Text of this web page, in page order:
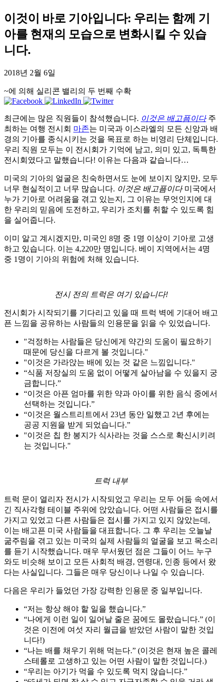
이것이 바로 기아입니다: 우리는 함께 기
아를 현재의 모습으로 변화시킬 수 있습
니다.
2018년 2월 6일
~에 의해 실리콘 밸리의 두 번째 수확
최근에는 많은 직원들이 참석했습니다. 이것은 배고픔이다 주
최하는 여행 전시회 마존는 미국과 이스라엘의 모든 신앙과 배
경의 기아를 종식시키는 것을 목표로 하는 비영리 단체입니다.
우리 직원 모두는 이 전시회가 기억에 남고, 의미 있고, 독특한
전시회였다고 말했습니다! 이유는 다음과 같습니다…
미국의 기아의 얼굴은 친숙하면서도 눈에 보이지 않지만, 모두
너무 현실적이고 너무 많습니다. 이것은 배고픔이다 미국에서
누가 기아로 어려움을 겪고 있는지, 그 이유는 무엇인지에 대
한 우리의 믿음에 도전하고, 우리가 조치를 취할 수 있도록 힘
을 실어줍니다.
이미 알고 계시겠지만, 미국인 8명 중 1명 이상이 기아로 고생
하고 있습니다. 이는 4,220만 명입니다. 베이 지역에서는 4명
중 1명이 기아의 위험에 처해 있습니다.
전시 전의 트럭은 여기 있습니다!
전시회가 시작되기를 기다리고 있을 때 트럭 벽에 기대어 배고
픈 느낌을 공유하는 사람들의 인용문을 읽을 수 있었습니다.
"걱정하는 사람들은 당신에게 약간의 도움이 필요하기
때문에 당신을 다르게 볼 것입니다."
"이것은 가라앉는 배에 있는 것 같은 느낌입니다."
“식품 저장실의 도움 없이 어떻게 살아남을 수 있을지 궁
금합니다.”
“이것은 아픈 엄마를 위한 약과 아이를 위한 음식 중에서
선택하는 것입니다.”
“이것은 월스트리트에서 23년 동안 일했고 2년 후에는
공공 지원을 받게 되었습니다.”
"이것은 칩 한 봉지가 식사라는 것을 스스로 확신시키려
는 것입니다."
트럭 내부
트럭 문이 열리자 전시가 시작되었고 우리는 모두 어둠 속에서
긴 직사각형 테이블 주위에 앉았습니다. 어떤 사람들은 접시를
가지고 있었고 다른 사람들은 접시를 가지고 있지 않았는데,
이는 배고픈 미국 사람들을 대표합니다. 그 후 우리는 오늘날
굶주림을 겪고 있는 미국의 실제 사람들의 얼굴을 보고 목소리
를 듣기 시작했습니다. 매우 무서웠던 점은 그들이 어느 누구
와도 비슷해 보이고 모든 사회적 배경, 연령대, 인종 등에서 왔
다는 사실입니다. 그들은 매우 당신이나 나일 수 있습니다.
다음은 우리가 들었던 가장 강력한 인용문 중 일부입니다.
“저는 항상 해야 할 일을 했습니다.”
“나에게 이런 일이 일어날 줄은 꿈에도 몰랐습니다.” (이
것은 이전에 여섯 자리 월급을 받았던 사람이 말한 것입
니다!)
“나는 배를 채우기 위해 먹는다.” (이것은 현재 높은 콜레
스테롤로 고생하고 있는 어떤 사람이 말한 것입니다.)
“우리는 아기가 먹을 수 있도록 먹지 않습니다.”